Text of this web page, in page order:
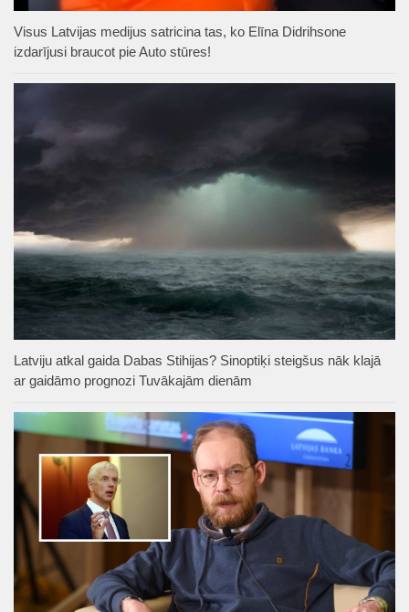
Visus Latvijas medijus satricina tas, ko Elīna Didrihsone
izdarījusi braucot pie Auto stūres!
Latviju atkal gaida Dabas Stihijas? Sinoptiķi steigšus nāk klajā
ar gaidāmo prognozi Tuvākajām dienām